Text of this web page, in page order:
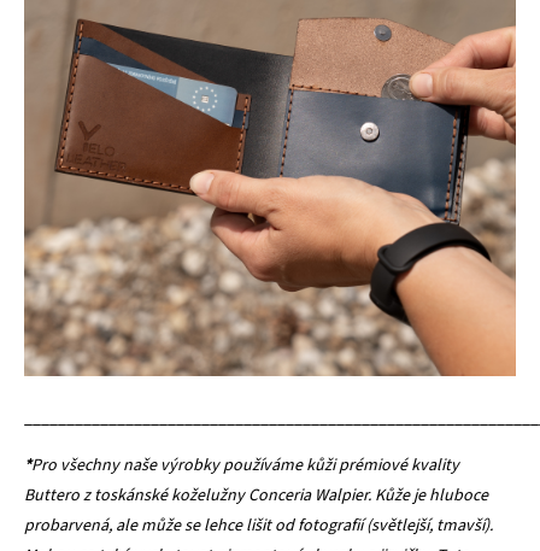
*Pro všechny naše výrobky používáme kůži prémiové kvality
Buttero z toskánské koželužny Conceria Walpier. Kůže je hluboce
probarvená, ale může se lehce lišit od fotografií (světlejší, tmavší).